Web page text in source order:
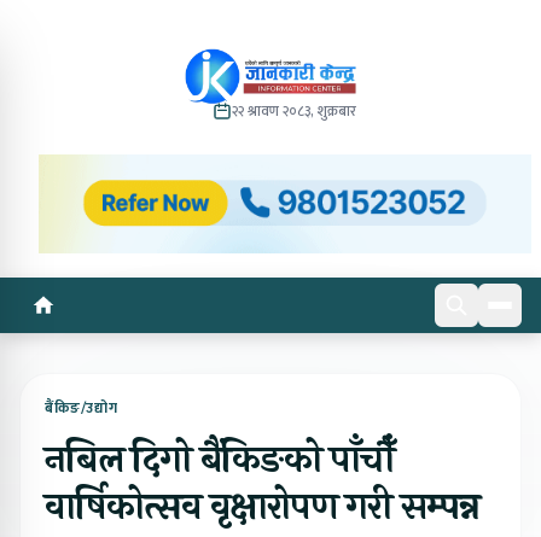
२२ श्रावण २०८३, शुक्रबार
बैंकिङ/उद्योग
नबिल दिगो बैंकिङको पाँचौँ
वार्षिकोत्सव वृक्षारोपण गरी सम्पन्न